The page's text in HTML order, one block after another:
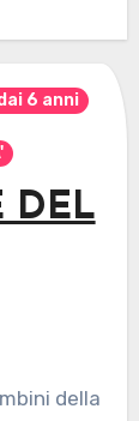
6 anni
DEL